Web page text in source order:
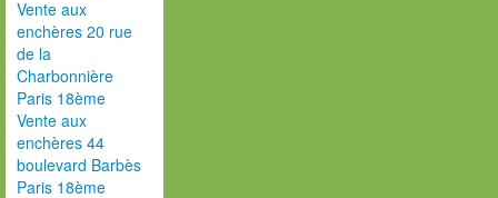
Vente aux
enchères 20 rue
de la
Charbonnière
Paris 18ème
Vente aux
enchères 44
boulevard Barbès
Paris 18ème